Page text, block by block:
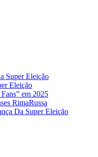
Super Eleição
Eleição
em 2025
RimaRussa
Da Super Eleição